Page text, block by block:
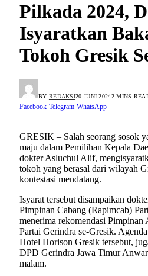
Pilkada 2024,
Isyaratkan
Tokoh Gresik
BY REDAKSI20 JUNI 20242 MINS
Facebook Telegram WhatsApp
GRESIK – Salah seorang sosok
maju dalam Pemilihan Kepala
dokter Asluchul Alif,
tokoh yang berasal dari wilayah
kontestasi mendatang.
Isyarat tersebut disampaikan
Pimpinan Cabang (Rapimcab)
menerima rekomendasi
Partai Gerindra se-Gresik.
Hotel Horison Gresik tersebut,
DPD Gerindra Jawa Timur
malam.